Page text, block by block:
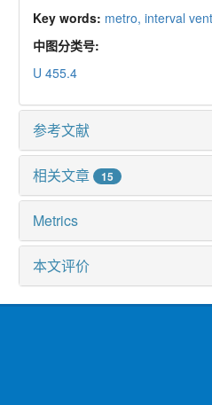
Key words: metro, interval
中图分类号:
U 455.4
参考文献
相关文章 15
Metrics
本文评价